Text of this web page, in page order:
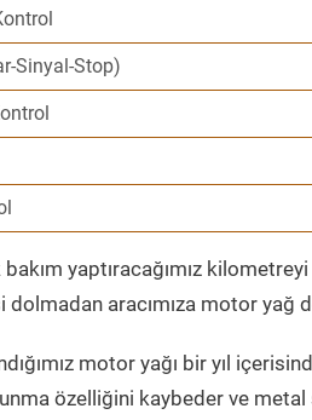
Sinyal-Stop)
yaptıracağımız
aracımıza motor yağ
motor yağı bir yıl
özelliğini kaybeder ve metal